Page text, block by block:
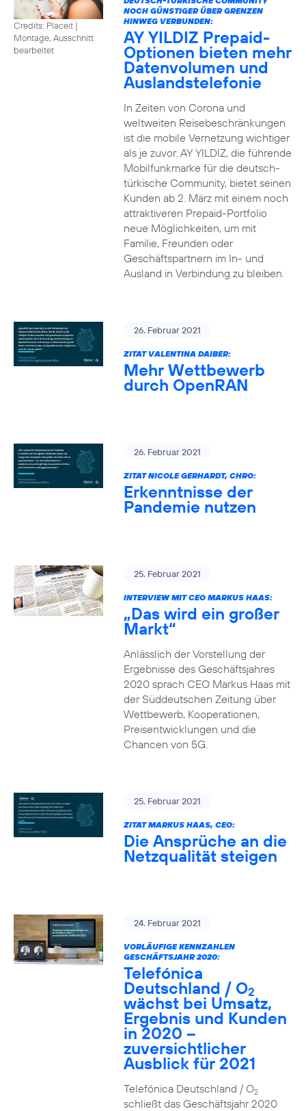
Credits: Placeit |
Montage, Ausschnitt
bearbeitet
NOCH GÜNSTIGER ÜBER GRENZEN
HINWEG VERBUNDEN:
AY YILDIZ Prepaid-
Optionen bieten mehr
Datenvolumen und
Auslandstelefonie
In Zeiten von Corona und
weltweiten Reisebeschränkungen
ist die mobile Vernetzung wichtiger
als je zuvor. AY YILDIZ, die führende
Mobilfunkmarke für die deutsch-
türkische Community, bietet seinen
Kunden ab 2. März mit einem noch
attraktiveren Prepaid-Portfolio
neue Möglichkeiten, um mit
Familie, Freunden oder
Geschäftspartnern im In- und
Ausland in Verbindung zu bleiben.
26. Februar 2021
ZITAT VALENTINA DAIBER:
Mehr Wettbewerb
durch OpenRAN
26. Februar 2021
ZITAT NICOLE GERHARDT, CHRO:
Erkenntnisse der
Pandemie nutzen
25. Februar 2021
INTERVIEW MIT CEO MARKUS HAAS:
„Das wird ein großer
Markt“
Anlässlich der Vorstellung der
Ergebnisse des Geschäftsjahres
2020 sprach CEO Markus Haas mit
der Süddeutschen Zeitung über
Wettbewerb, Kooperationen,
Preisentwicklungen und die
Chancen von 5G.
25. Februar 2021
ZITAT MARKUS HAAS, CEO:
Die Ansprüche an die
Netzqualität steigen
24. Februar 2021
VORLÄUFIGE KENNZAHLEN
GESCHÄFTSJAHR 2020:
Telefónica
Deutschland / O2
wächst bei Umsatz,
Ergebnis und Kunden
in 2020 –
zuversichtlicher
Ausblick für 2021
Telefónica Deutschland / O2
schließt das Geschäftsjahr 2020